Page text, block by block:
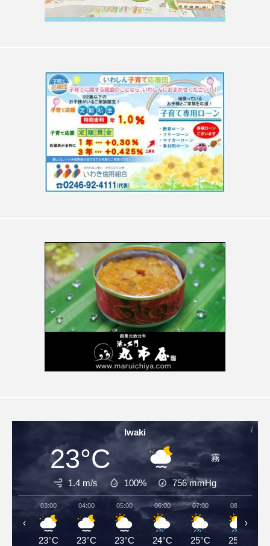
Iwaki
23°C 霧
1.4 m/s 100% 756mmHg
03:00
23°C
04:00
23°C
05:00
23°C
06:00
24°C
07:00
25°C
08:00
25°C
‹ ›